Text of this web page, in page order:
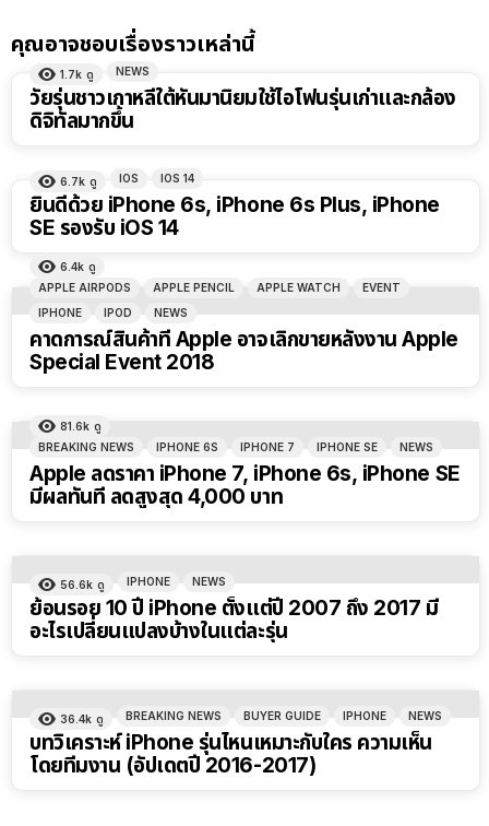
คุณอาจชอบเรื่องราวเหล่านี้
1.7k ดู NEWS
วัยรุ่นชาวเกาหลีใต้หันมานิยมใช้ไอโฟนรุ่นเก่าและกล้อง
ดิจิทัลมากขึ้น
6.7k ดู IOS IOS 14
ยินดีด้วย iPhone 6s, iPhone 6s Plus, iPhone
SE รองรับ iOS 14
6.4k ดู
APPLE AIRPODS
APPLE PENCIL APPLE WATCH
EVENT
IPHONE
IPOD NEWS
คาดการณ์สินค้าที่ Apple อาจเลิกขายหลังงาน Apple
Special Event 2018
81.6k ดู
BREAKING NEWS
IPHONE 6S IPHONE 7 IPHONE SE NEWS
Apple ลดราคา iPhone 7, iPhone 6s, iPhone SE
มีผลทันที ลดสูงสุด 4,000 บาท
56.6k ดู IPHONE NEWS
ย้อนรอย 10 ปี iPhone ตั้งแต่ปี 2007 ถึง 2017 มี
อะไรเปลี่ยนแปลงบ้างในแต่ละรุ่น
36.4k ดู BREAKING NEWS BUYER GUIDE IPHONE NEWS
บทวิเคราะห์ iPhone รุ่นไหนเหมาะกับใคร ความเห็น
โดยทีมงาน (อัปเดตปี 2016-2017)